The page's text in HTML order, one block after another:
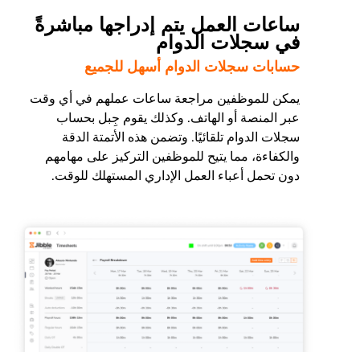
ساعات العمل يتم إدراجها مباشرةً
في سجلات الدوام
حسابات سجلات الدوام أسهل للجميع
يمكن للموظفين مراجعة ساعات عملهم في أي وقت
عبر المنصة أو الهاتف. وكذلك يقوم جِبل بحساب
سجلات الدوام تلقائيًا. وتضمن هذه الأتمتة الدقة
والكفاءة، مما يتيح للموظفين التركيز على مهامهم
دون تحمل أعباء العمل الإداري المستهلك للوقت.